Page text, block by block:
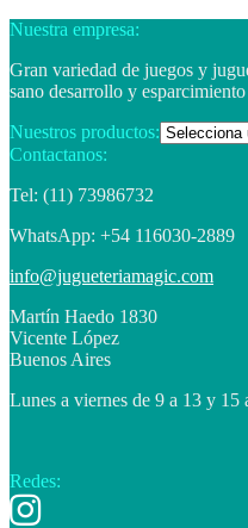
Nuestra empresa:
Gran variedad de juegos y
sano desarrollo y
Nuestros productos:
Contactanos:
Tel: (11) 73986732
WhatsApp: +54 116030-2889
info@jugueteriamagic.com
Martín Haedo 1830
Vicente López
Buenos Aires
Lunes a viernes de 9 a 13 y 15
Redes: